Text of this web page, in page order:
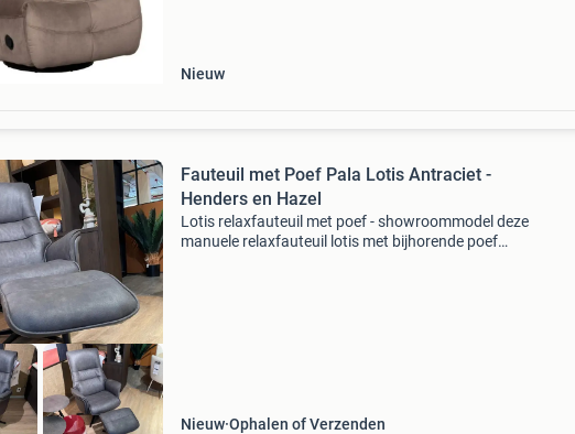
Nieuw
Fauteuil met Poef Pala Lotis Antraciet -
Henders en Hazel
Lotis relaxfauteuil met poef - showroommodel deze
manuele relaxfauteuil lotis met bijhorende poef
Nieuw Ophalen of Verzenden